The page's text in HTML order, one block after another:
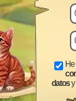
datosy